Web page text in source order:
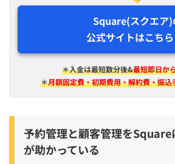
Square(スクエア)
公式サイトはこちら
＊入金は​最短​数分後&最短即日か
＊月額固定費・初期費用・解約費・振込
予約管理と顧客管理をSquare
が助かっている